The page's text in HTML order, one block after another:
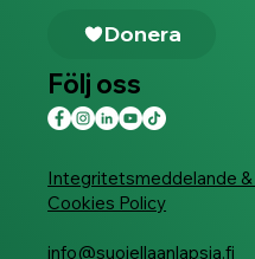
Integritetsmeddelande
Cookies Policy
info@suojellaanlapsia.fi
Donera
Följ oss